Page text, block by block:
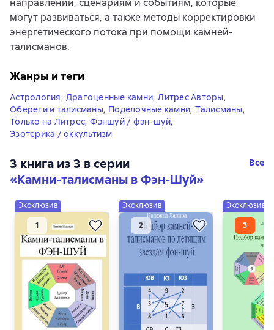
направлений, сценариям и событиям, которые
могут развиваться, а также методы корректировки
энергетического потока при помощи камней-
талисманов.
Жанры и теги
Астрология, Драгоценные камни, Литрес Авторы,
Обереги и талисманы, Поделочные камни, Талисманы,
Только на Литрес, Фэншуй / фэн-шуй,
Эзотерика / оккультизм
3 книга из 3 в серии
«Камни-талисманы в Фэн-Шуй»
Все
Эксклюзив Эксклюзив Эксклюзив